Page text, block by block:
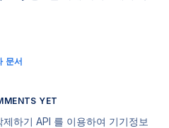
문서
YET
하기 API 를 이용하여 기기정보